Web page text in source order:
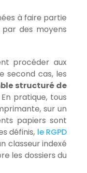
à faire partie
des moyens
procéder aux
second cas, les
structuré de
pratique, tous
sur un
papiers sont
définis, le RGPD
classeur indexé
les dossiers du